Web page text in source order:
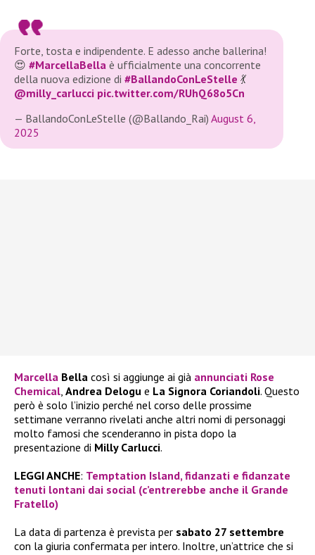
Forte, tosta e indipendente. E adesso anche ballerina!
😍 #MarcellaBella è ufficialmente una concorrente
della nuova edizione di #BallandoConLeStelle 💃
@milly_carlucci pic.twitter.com/RUhQ68o5Cn
— BallandoConLeStelle (@Ballando_Rai) August 6,
2025
Marcella Bella così si aggiunge ai già annunciati Rose
Chemical, Andrea Delogu e La Signora Coriandoli. Questo
però è solo l’inizio perché nel corso delle prossime
settimane verranno rivelati anche altri nomi di personaggi
molto famosi che scenderanno in pista dopo la
presentazione di Milly Carlucci.
LEGGI ANCHE: Temptation Island, fidanzati e fidanzate
tenuti lontani dai social (c’entrerebbe anche il Grande
Fratello)
La data di partenza è prevista per sabato 27 settembre
con la giuria confermata per intero. Inoltre, un’attrice che si